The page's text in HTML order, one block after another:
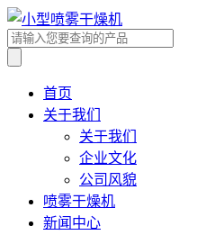
首页
关于我们
关于我们
企业文化
公司风貌
喷雾干燥机
新闻中心